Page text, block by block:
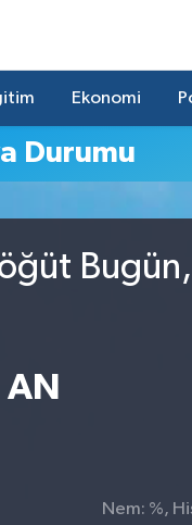
Ekonomi
Durumu
Bugün,
AN
Nem: %,